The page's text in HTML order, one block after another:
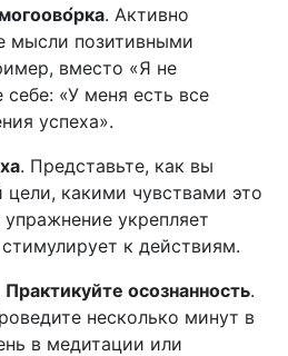
. Активно
мысли позитивными
вместо «Я не
«У меня есть все
успеха».
. Представьте, как вы
какими чувствами это
укрепляет
к действиям.
Практикуйте осознанность.
несколько минут в
в медитации или